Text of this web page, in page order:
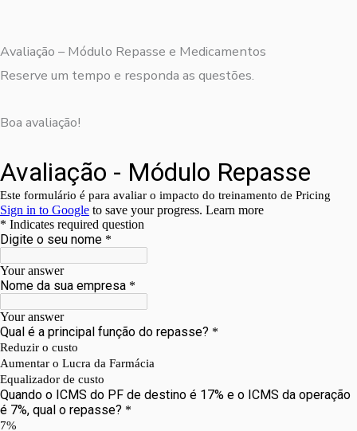
Avaliação – Módulo Repasse e Medicamentos
Reserve um tempo e responda as questões.
Boa avaliação!